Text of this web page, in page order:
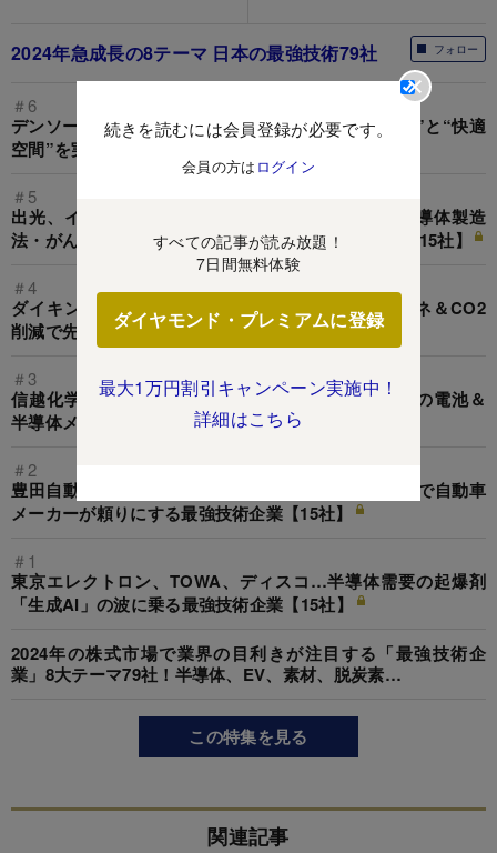
続きを読むには会員登録が必要です。
会員の方は ログイン
すべての記事が読み放題！
7日間無料体験
ダイヤモンド・プレミアムに登録
最大1万円割引キャンペーン実施中！
詳細はこちら
フォロー
2024年急成長の8テーマ 日本の最強技術79社
＃6
デンソー、ソニー、イーソル…「次世代車」の“頭脳”と“快適
空間”を実現する最強技術企業【10社】
＃5
出光、イビデン、第一三共…車載用全固体電池・半導体製造
法・がん治療薬の「革新技術」で強い最強技術企業【15社】
＃4
ダイキン、不二油、レノバ…「脱炭素」時代に省エネ＆CO2
削減で先行する最強技術企業【15社】
＃3
信越化学、レゾナック、クレハ…「素材力」で世界の電池＆
半導体メーカーを支える最強技術企業【15社】
＃2
豊田自動織機、UBE、セーレン…「EVシフト」加速で自動車
メーカーが頼りにする最強技術企業【15社】
＃1
東京エレクトロン、TOWA、ディスコ…半導体需要の起爆剤
「生成AI」の波に乗る最強技術企業【15社】
2024年の株式市場で業界の目利きが注目する「最強技術企
業」8大テーマ79社！半導体、EV、素材、脱炭素…
この特集を見る
関連記事